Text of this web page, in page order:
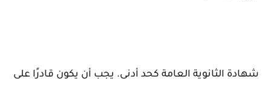
شهادة الثانوية العامة كحد أدنى. يجب أن يكون قادرًا على